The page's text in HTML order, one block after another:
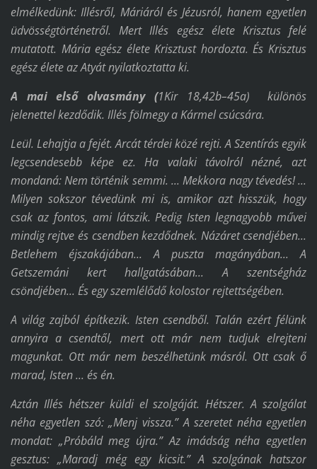
elmélkedünk: Illésről, Máriáról és Jézusról, hanem egyetlen
üdvösségtörténetről. Mert Illés egész élete Krisztus felé
mutatott. Mária egész élete Krisztust hordozta. És Krisztus
egész élete az Atyát nyilatkoztatta ki.
A mai első olvasmány (1Kir 18,42b–45a)
különös
jelenettel kezdődik. Illés fölmegy a Kármel csúcsára.
Leül. Lehajtja a fejét. Arcát térdei közé rejti. A Szentírás egyik
legcsendesebb képe ez. Ha valaki távolról nézné, azt
mondaná: Nem történik semmi. ... Mekkora nagy tévedés! ...
Milyen sokszor tévedünk mi is, amikor azt hisszük, hogy
csak az fontos, ami látszik. Pedig Isten legnagyobb művei
mindig rejtve és csendben kezdődnek. Názáret csendjében...
Betlehem éjszakájában... A puszta magányában... A
Getszemáni kert hallgatásában... A szentségház
csöndjében... És egy szemlélődő kolostor rejtettségében.
A világ zajból építkezik. Isten csendből. Talán ezért félünk
annyira a csendtől, mert ott már nem tudjuk elrejteni
magunkat. Ott már nem beszélhetünk másról. Ott csak ő
marad, Isten ... és én.
Aztán Illés hétszer küldi el szolgáját. Hétszer. A szolgálat
néha egyetlen szó: „Menj vissza.” A szeretet néha egyetlen
mondat: „Próbáld meg újra.” Az imádság néha egyetlen
gesztus: „Maradj még egy kicsit.” A szolgának hatszor